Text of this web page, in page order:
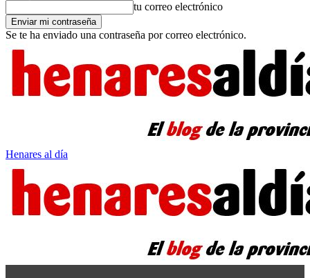
tu correo electrónico
Se te ha enviado una contraseña por correo electrónico.
Henares al día